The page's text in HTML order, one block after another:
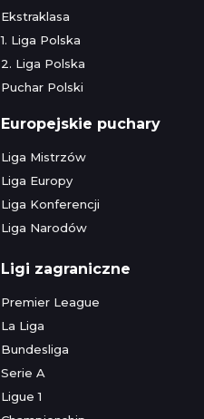
Ekstraklasa
1. Liga Polska
2. Liga Polska
Puchar Polski
Europejskie puchary
Liga Mistrzów
Liga Europy
Liga Konferencji
Liga Narodów
Ligi zagraniczne
Premier League
La Liga
Bundesliga
Serie A
Ligue 1